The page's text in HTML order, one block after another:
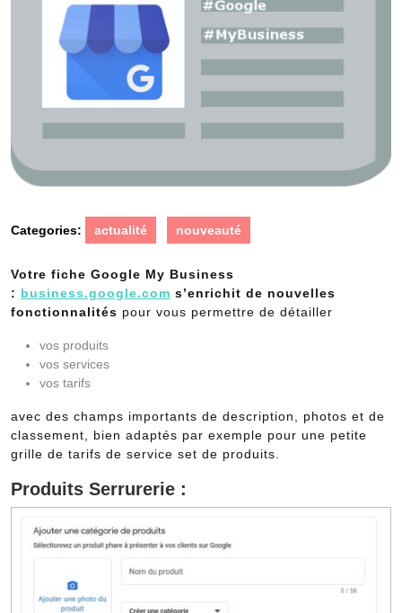
Categories: actualité nouveauté
Votre fiche Google My Business
: business.google.com s’enrichit de nouvelles
fonctionnalités pour vous permettre de détailler
vos produits
vos services
vos tarifs
avec des champs importants de description, photos et de
classement, bien adaptés par exemple pour une petite
grille de tarifs de service set de produits.
Produits Serrurerie :